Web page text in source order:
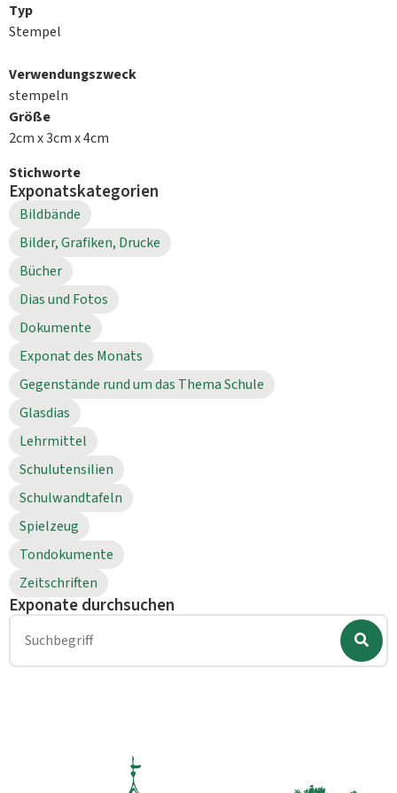
Typ
Stempel
Verwendungszweck
stempeln
Größe
2cm x 3cm x 4cm
Stichworte
Exponatskategorien
Bildbände
Bilder, Grafiken, Drucke
Bücher
Dias und Fotos
Dokumente
Exponat des Monats
Gegenstände rund um das Thema Schule
Glasdias
Lehrmittel
Schulutensilien
Schulwandtafeln
Spielzeug
Tondokumente
Zeitschriften
Exponate durchsuchen